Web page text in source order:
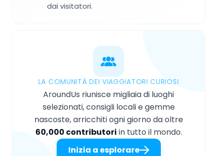
dai visitatori.
LA COMUNITÀ DEI VIAGGIATORI CURIOSI
AroundUs riunisce migliaia di luoghi
selezionati, consigli locali e gemme
nascoste, arricchiti ogni giorno da oltre
60,000 contributori in tutto il mondo.
Inizia a esplorare